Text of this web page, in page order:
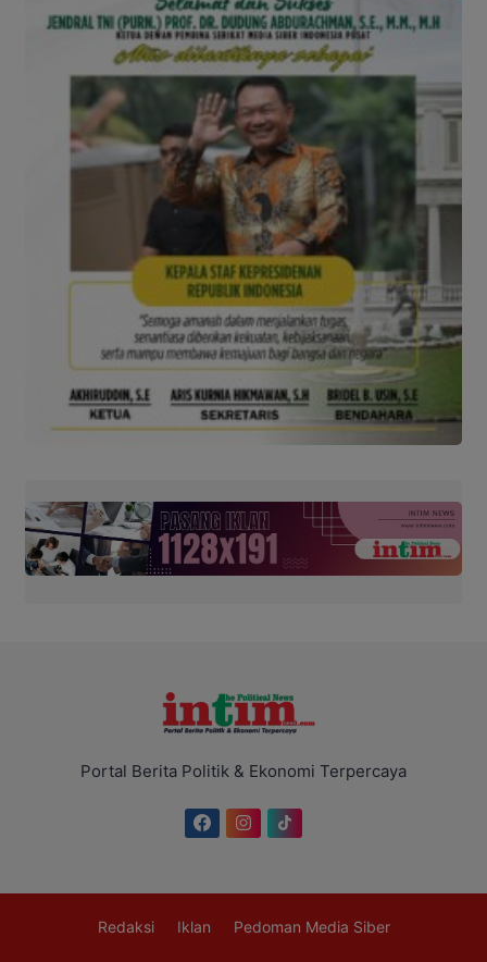
Portal Berita Politik & Ekonomi Terpercaya
Redaksi Iklan Pedoman Media Siber